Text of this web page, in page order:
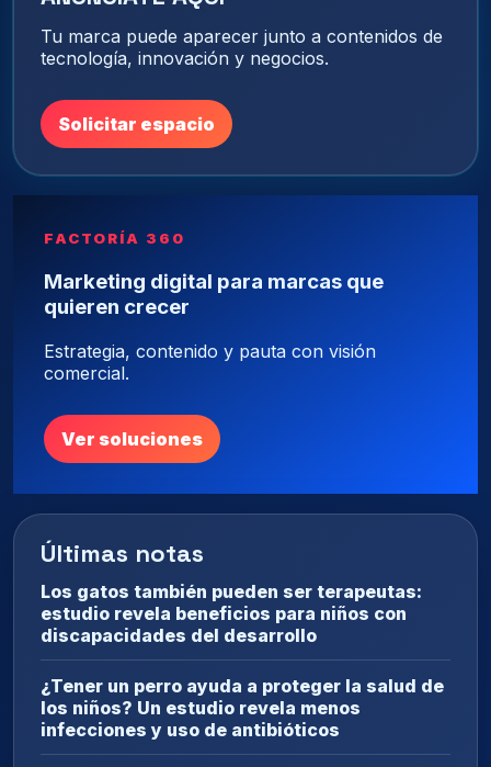
Tu marca puede aparecer junto a contenidos de
tecnología, innovación y negocios.
Solicitar espacio
FACTORÍA 360
Marketing digital para marcas que
quieren crecer
Estrategia, contenido y pauta con visión
comercial.
Ver soluciones
Últimas notas
Los gatos también pueden ser terapeutas:
estudio revela beneficios para niños con
discapacidades del desarrollo
¿Tener un perro ayuda a proteger la salud de
los niños? Un estudio revela menos
infecciones y uso de antibióticos